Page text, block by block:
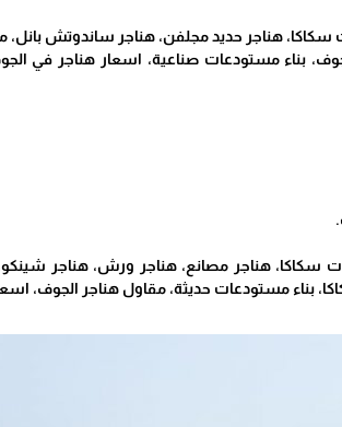
هناجر حديد مجلفن، هناجر ساندوتش بانل،
بناء مستودعات صناعية، اسعار هناجر في
هناجر مصانع، هناجر ورش، هناجر
بناء مستودعات حديثة، مقاول هناجر الجوف،